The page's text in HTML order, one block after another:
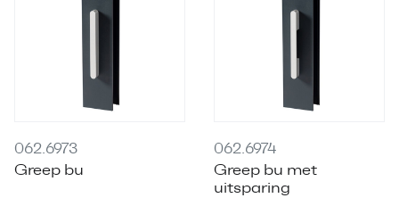
062.6973
Greep bu
062.6974
Greep bu met
uitsparing